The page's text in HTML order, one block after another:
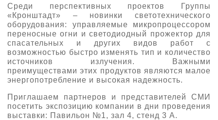
Среди перспективных проектов Группы
«Кронштадт» – новинки светотехнического
оборудования: управляемые микропроцессором
переносные огни и светодиодный прожектор для
спасательных и других видов работ с
возможностью быстро изменять тип и количество
источников излучения. Важными
преимуществами этих продуктов являются малое
энергопотребление и высокая надежность.
Приглашаем партнеров и представителей СМИ
посетить экспозицию компании в дни проведения
выставки: Павильон №1, зал 4, стенд 3 А.